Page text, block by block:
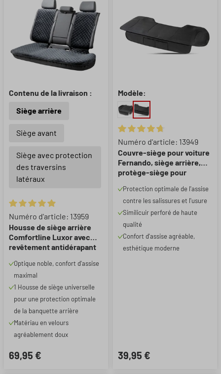
Contenu de la livraison :
Siège arrière
Siège avant
Siège avec protection
des traversins
latéraux
Note moyenne de 4.89 sur 5 étoiles
Numéro d'article: 13959
Housse de siège arrière
Comfortline Luxor avec
revêtement antidérapant
Optique noble, confort d'assise
maximal
1 Housse de siège universelle
pour une protection optimale
de la banquette arrière
Matériau en velours
agréablement doux
69,95 €
Modèle:
Note moyenne de 4.87 sur 5
Numéro d'article: 13949
Couvre-siège pour voiture
Fernando, siège arrière,
protège-siège pour
Protection optimale de l'assise
contre les salissures et l'usure
Similicuir perforé de haute
qualité
Confort d'assise agréable,
esthétique moderne
39,95 €